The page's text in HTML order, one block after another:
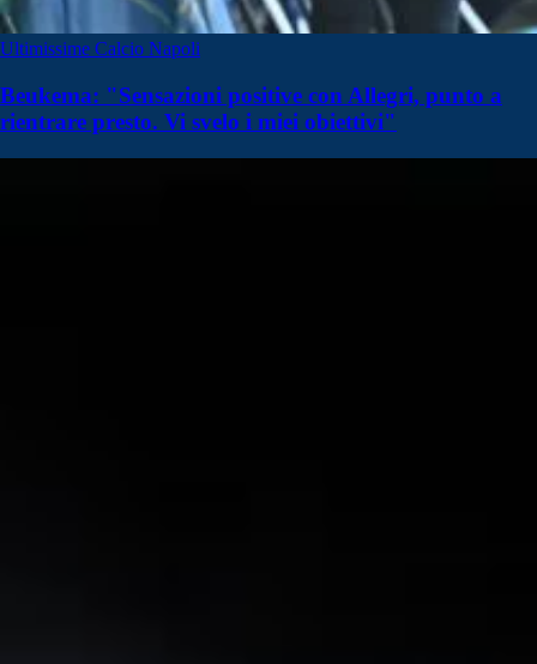
Ultimissime Calcio Napoli
Beukema: "Sensazioni positive con Allegri, punto a
rientrare presto. Vi svelo i miei obiettivi"